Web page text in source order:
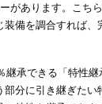
があります。こち
備を調合すれば、
継承できる「特性継
分に引き継ぎたい